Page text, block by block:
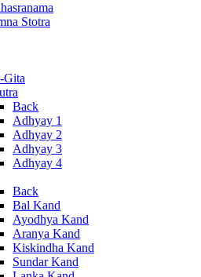
Stotra
Gita
Back
Adhyay 1
Adhyay 2
Adhyay 3
Adhyay 4
Back
Bal Kand
Ayodhya Kand
Aranya Kand
Kiskindha Kand
Sundar Kand